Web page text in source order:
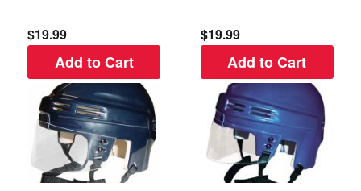
$19.99
Add to Cart
$19.99
Add to Cart